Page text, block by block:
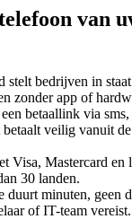
van
stelt bedrijven in
zonder app of
betaallink via
veilig vanuit
Visa, Mastercard en
30 landen.
duurt minuten, geen
of IT-team vereist.